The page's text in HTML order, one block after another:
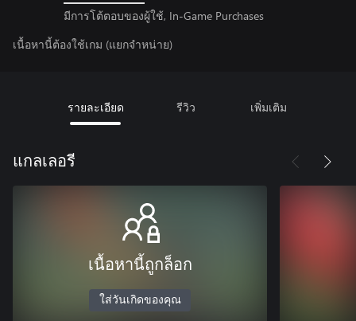
มีการโต้ตอบของผู้ใช้, In-Game Purchases
เนื้อหานี้ต้องใช้เกม (แยกจำหน่าย)
รายละเอียด รีวิว เพิ่มเติม
แกลเลอรี
เนื้อหานี้ถูกล็อก
ใส่วันเกิดของคุณ